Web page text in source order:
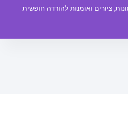
ציורים ואומנות להורדה חופשית